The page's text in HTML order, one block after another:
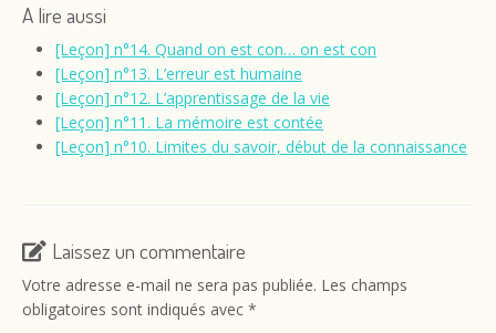
A lire aussi
[Leçon] n°14. Quand on est con… on est con
[Leçon] n°13. L’erreur est humaine
[Leçon] n°12. L’apprentissage de la vie
[Leçon] n°11. La mémoire est contée
[Leçon] n°10. Limites du savoir, début de la connaissance
Laissez un commentaire
Votre adresse e-mail ne sera pas publiée. Les champs
obligatoires sont indiqués avec *